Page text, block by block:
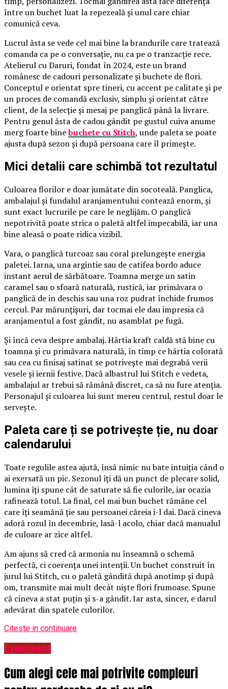
între un buchet luat la repezeală și unul care chiar
comunică ceva.
Lucrul ăsta se vede cel mai bine la brandurile care tratează
comanda ca pe o conversație, nu ca pe o tranzacție rece.
Atelierul cu Daruri, fondat în 2024, este un brand
românesc de cadouri personalizate și buchete de flori.
Conceptul e orientat spre tineri, cu accent pe calitate și pe
un proces de comandă exclusiv, simplu și orientat către
client, de la selecție și mesaj pe panglică până la livrare.
Pentru genul ăsta de cadou gândit pe gustul cuiva anume
merg foarte binebuchete cu Stitch, unde paleta se poate
ajusta după sezon și după persoana care îl primește.
Mici detalii care schimbă tot rezultatul
Culoarea florilor e doar jumătate din socoteală. Panglica,
ambalajul și fundalul aranjamentului contează enorm, și
sunt exact lucrurile pe care le neglijăm. O panglică
nepotrivită poate strica o paletă altfel impecabilă, iar una
bine aleasă o poate ridica vizibil.
Vara, o panglică turcoaz sau coral prelungește energia
paletei. Iarna, una argintie sau de catifea bordo aduce
instant aerul de sărbătoare. Toamna merge un satin
caramel sau o sfoară naturală, rustică, iar primăvara o
panglică de in deschis sau una roz pudrat închide frumos
cercul. Par mărunțișuri, dar tocmai ele dau impresia că
aranjamentul a fost gândit, nu asamblat pe fugă.
Și încă ceva despre ambalaj. Hârtia kraft caldă stă bine cu
toamna și cu primăvara naturală, în timp ce hârtia colorată
sau cea cu finisaj satinat se potrivește mai degrabă verii
vesele și iernii festive. Dacă albastrul lui Stitch e vedeta,
ambalajul ar trebui să rămână discret, ca să nu fure atenția.
Personajul și culoarea lui sunt mereu centrul, restul doar le
servește.
Paleta care ți se potrivește ție, nu doar
calendarului
Toate regulile astea ajută, însă nimic nu bate intuiția când o
ai exersată un pic. Sezonul îți dă un punct de plecare solid,
lumina îți spune cât de saturate să fie culorile, iar ocazia
rafinează totul. La final, cel mai bun buchet rămâne cel
care îți seamănă ție sau persoanei căreia i-l dai. Dacă cineva
adoră rozul în decembrie, lasă-l acolo, chiar dacă manualul
de culoare ar zice altfel.
Am ajuns să cred că armonia nu înseamnă o schemă
perfectă, ci coerența unei intenții. Un buchet construit în
jurul lui Stitch, cu o paletă gândită după anotimp și după
om, transmite mai mult decât niște flori frumoase. Spune
că cineva a stat puțin și s-a gândit. Iar asta, sincer, e darul
adevărat din spatele culorilor.
Citeste in continuare
Eveniment
Cum alegi cele mai potrivite compleuri